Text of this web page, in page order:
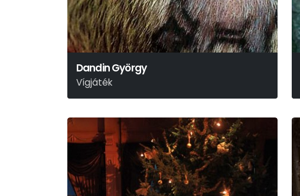
Dandin György
Vígjáték
Molière